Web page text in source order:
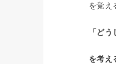
を覚え
「ど
を考え